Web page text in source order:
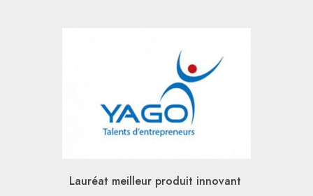
Lauréat meilleur produit innovant